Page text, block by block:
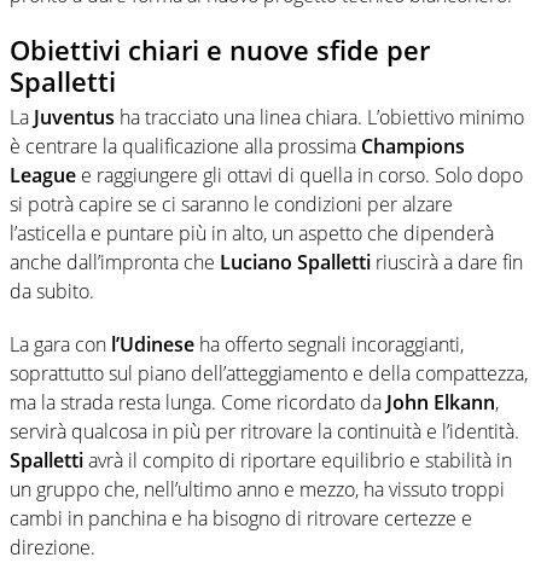
Obiettivi chiari e nuove sfide per
Spalletti
La Juventus ha tracciato una linea chiara. L’obiettivo minimo
è centrare la qualificazione alla prossima Champions
League e raggiungere gli ottavi di quella in corso. Solo dopo
si potrà capire se ci saranno le condizioni per alzare
l’asticella e puntare più in alto, un aspetto che dipenderà
anche dall’impronta che Luciano Spalletti riuscirà a dare fin
da subito.
La gara con l’Udinese ha offerto segnali incoraggianti,
soprattutto sul piano dell’atteggiamento e della compattezza,
ma la strada resta lunga. Come ricordato da John Elkann,
servirà qualcosa in più per ritrovare la continuità e l’identità.
Spallettiavrà il compito di riportare equilibrio e stabilità in
un gruppo che, nell’ultimo anno e mezzo, ha vissuto troppi
cambi in panchina e ha bisogno di ritrovare certezze e
direzione.